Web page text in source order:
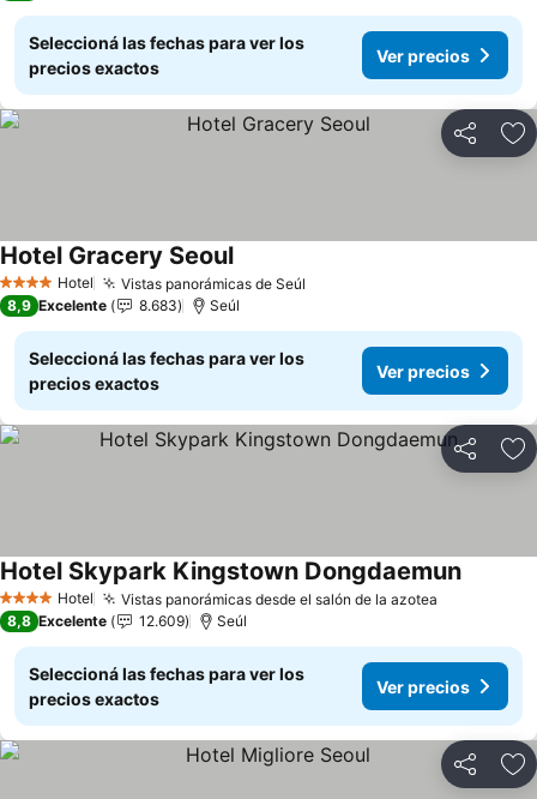
Seleccioná las fechas para ver los
precios exactos
Ver precios
Compartir
4 EstrellasHotel Vistas panorámicas de Seúl
Hotel Gracery Seoul
8,9 Excelente 8.683 Seúl
Seleccioná las fechas para ver los
precios exactos
Ver precios
Compartir
4 EstrellasHotel Vistas panorámicas desde el salón de la azotea
Hotel Skypark Kingstown Dongdaemun
8,8 Excelente 12.609 Seúl
Seleccioná las fechas para ver los
precios exactos
Ver precios
Compartir